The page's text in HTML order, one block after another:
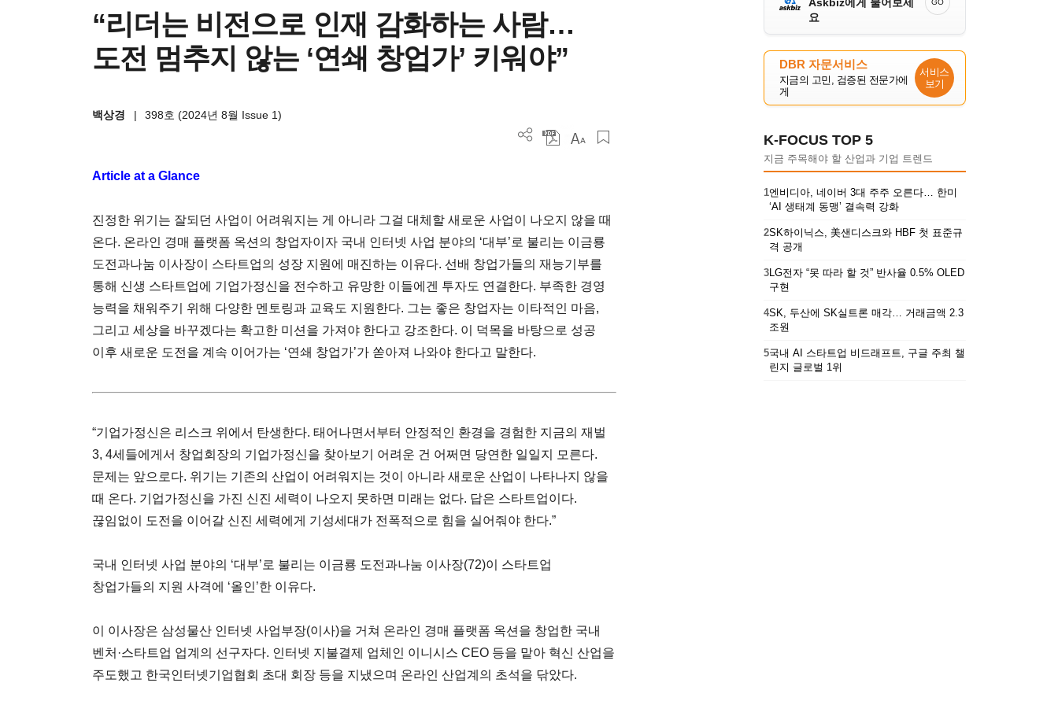
“리더는 비전으로 인재 감화하는 사람…
도전 멈추지 않는 ‘연쇄 창업가’ 키워야”
백상경 | 398호 (2024년 8월 Issue 1)
Article at a Glance
진정한 위기는 잘되던 사업이 어려워지는 게 아니라 그걸 대체할 새로운 사업이 나오지 않을 때
온다. 온라인 경매 플랫폼 옥션의 창업자이자 국내 인터넷 사업 분야의 ‘대부’로 불리는 이금룡
도전과나눔 이사장이 스타트업의 성장 지원에 매진하는 이유다. 선배 창업가들의 재능기부를
통해 신생 스타트업에 기업가정신을 전수하고 유망한 이들에겐 투자도 연결한다. 부족한 경영
능력을 채워주기 위해 다양한 멘토링과 교육도 지원한다. 그는 좋은 창업자는 이타적인 마음,
그리고 세상을 바꾸겠다는 확고한 미션을 가져야 한다고 강조한다. 이 덕목을 바탕으로 성공
이후 새로운 도전을 계속 이어가는 ‘연쇄 창업가’가 쏟아져 나와야 한다고 말한다.
“기업가정신은 리스크 위에서 탄생한다. 태어나면서부터 안정적인 환경을 경험한 지금의 재벌
3, 4세들에게서 창업회장의 기업가정신을 찾아보기 어려운 건 어쩌면 당연한 일일지 모른다.
문제는 앞으로다. 위기는 기존의 산업이 어려워지는 것이 아니라 새로운 산업이 나타나지 않을
때 온다. 기업가정신을 가진 신진 세력이 나오지 못하면 미래는 없다. 답은 스타트업이다.
끊임없이 도전을 이어갈 신진 세력에게 기성세대가 전폭적으로 힘을 실어줘야 한다.”
국내 인터넷 사업 분야의 ‘대부’로 불리는 이금룡 도전과나눔 이사장(72)이 스타트업
창업가들의 지원 사격에 ‘올인’한 이유다.
이 이사장은 삼성물산 인터넷 사업부장(이사)을 거쳐 온라인 경매 플랫폼 옥션을 창업한 국내
벤처·스타트업 업계의 선구자다. 인터넷 지불결제 업체인 이니시스 CEO 등을 맡아 혁신 산업을
주도했고 한국인터넷기업협회 초대 회장 등을 지냈으며 온라인 산업계의 초석을 닦았다.
요
GO
DBR 자문서비스
지금의 고민, 검증된 전문가에
게
서비스
보기
K-FOCUS TOP 5
지금 주목해야 할 산업과 기업 트렌드
1엔비디아, 네이버 3대 주주 오른다… 한미
‘AI 생태계 동맹’ 결속력 강화
2SK하이닉스, 美샌디스크와 HBF 첫 표준규
격 공개
3LG전자 “못 따라 할 것” 반사율 0.5% OLED
구현
4SK, 두산에 SK실트론 매각… 거래금액 2.3
조원
5국내 AI 스타트업 비드래프트, 구글 주최 챌
린지 글로벌 1위